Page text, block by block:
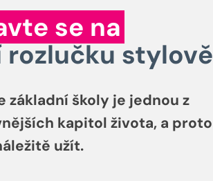
se na
rozlučku
základní školy je jednou z
kapitol života, a
užít.